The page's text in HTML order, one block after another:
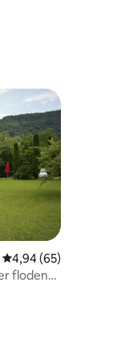
4,94 av 5 i
4,94 (65)
floden